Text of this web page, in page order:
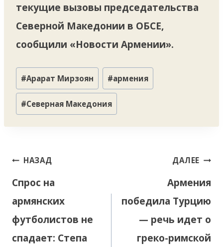
текущие вызовы председательства
Северной Македонии в ОБСЕ,
сообщили «Новости Армении».
Метки
записи:
#Арарат Мирзоян #армения
#Северная Македония
Навигация
записям
НАЗАД
Спрос на
армянских
футболистов не
спадает: Степа
ДАЛЕЕ
Армения
победила Турцию
— речь идет о
греко-римской